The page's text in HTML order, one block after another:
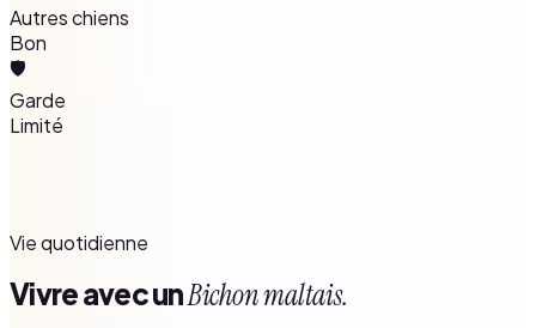
Autres chiens
Bon
🛡️
Garde
Limité
Vie quotidienne
Vivre avec unBichon maltais.